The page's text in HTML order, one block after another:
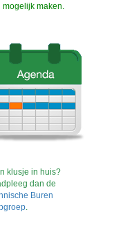
mogelijk maken.
klusje in huis?
dan de
Buren
.